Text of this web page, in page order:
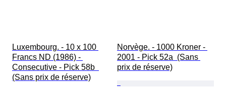
Luxembourg. - 10 x 100
Francs ND (1986) -
Consecutive - Pick 58b
(Sans prix de réserve)
Norvège. - 1000 Kroner -
2001 - Pick 52a  (Sans
prix de réserve)